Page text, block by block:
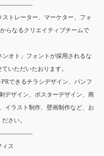
トレーター、マーケター、フォ
らなるクリエイティブチームで
ンオト」フォントが採用されるな
いただいたおります。
できるチラシデザイン、パンフ
デザイン、ポスターデザイン、商
イラスト制作、壁画制作など、お
さい。
ィス